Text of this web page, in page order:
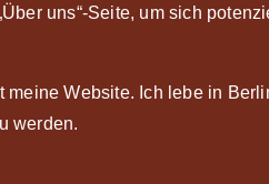
uns“-Seite, um sich
Website. Ich lebe in
werden.